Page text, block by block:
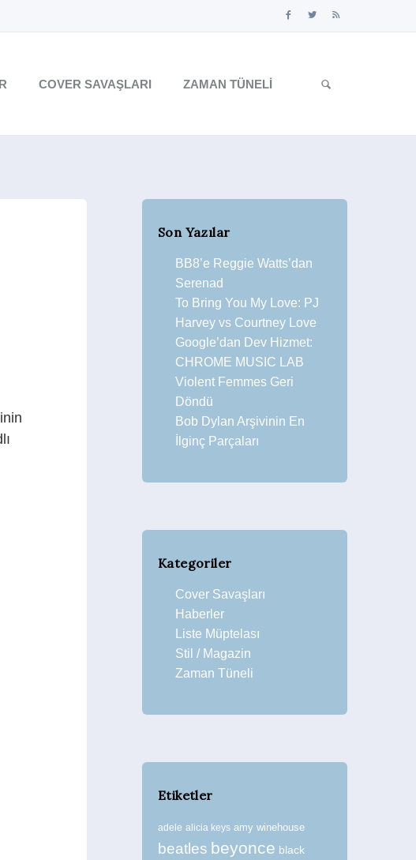
COVER SAVAŞLARI ZAMAN TÜNELI
Son Yazılar
BB8’e Reggie Watts’dan
Serenad
To Bring You My Love: PJ
Harvey vs Courtney Love
Google’dan Dev Hizmet:
CHROME MUSIC LAB
Violent Femmes Geri
Döndü
Bob Dylan Arşivinin En
İlginç Parçaları
Kategoriler
Cover Savaşları
Haberler
Liste Müptelası
Stil / Magazin
Zaman Tüneli
Etiketler
adele alicia keys amy winehouse
beatles beyonce black